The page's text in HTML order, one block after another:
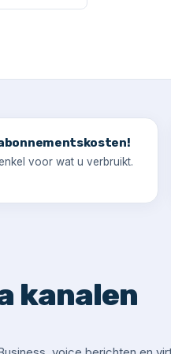
voor wat u verbruikt.
kanalen